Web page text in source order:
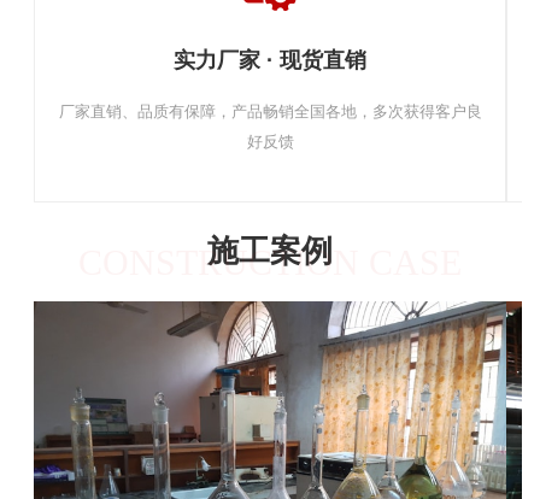
实力厂家 · 现货直销
厂家直销、品质有保障，产品畅销全国各地，多次获得客户良
好反馈
施工案例
CONSTRUCTION CASE